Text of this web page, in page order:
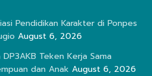
Pendidikan Karakter di Ponpes
August 6, 2026
Teken Kerja Sama
dan Anak August 6, 2026